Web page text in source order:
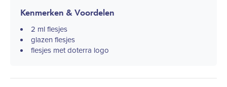
Kenmerken & Voordelen
2 ml flesjes
glazen flesjes
flesjes met doterra logo